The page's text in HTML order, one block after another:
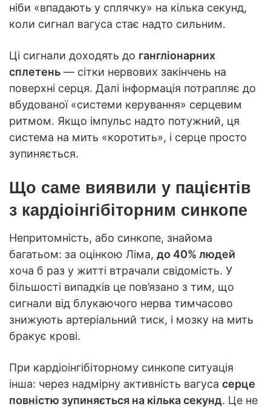
ніби «впадають у сплячку» на кілька секунд,
коли сигнал вагуса стає надто сильним.
Ці сигнали доходять до гангліонарних
сплетень — сітки нервових закінчень на
поверхні серця. Далі інформація потрапляє до
вбудованої «системи керування» серцевим
ритмом. Якщо імпульс надто потужний, ця
система на мить «коротить», і серце просто
зупиняється.
Що саме виявили у пацієнтів
з кардіоінгібіторним синкопе
Непритомність, або синкопе, знайома
багатьом: за оцінкою Ліма, до 40% людей
хоча б раз у житті втрачали свідомість. У
більшості випадків це пов’язано з тим, що
сигнали від блукаючого нерва тимчасово
знижують артеріальний тиск, і мозку на мить
бракує крові.
При кардіоінгібіторному синкопе ситуація
інша: через надмірну активність вагуса серце
повністю зупиняється на кілька секунд. Це не